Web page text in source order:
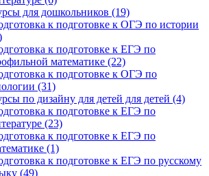
для дошкольников (19)
к подготовке к ОГЭ по истории
к подготовке к ЕГЭ по
математике (22)
к подготовке к ОГЭ по
(31)
по дизайну для детей для детей (4)
к подготовке к ЕГЭ по
(23)
к подготовке к ЕГЭ по
(1)
к подготовке к ЕГЭ по русскому
(49)